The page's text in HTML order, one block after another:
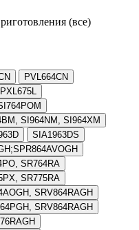
(все)
PVL664CN
PXL675L
SI964NM, SI964XM
SIA1963DS
SR764RA
SR775RA
SRV864RAGH
SRV864RAGH